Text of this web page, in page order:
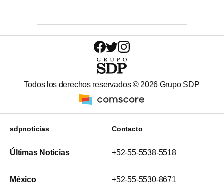
Todos los derechos reservados ©2026 Grupo SDP
sdpnoticias
Últimas Noticias
México
Contacto
+52-55-5538-5518
+52-55-5530-8671